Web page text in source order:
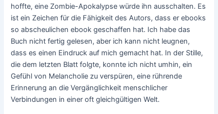
hoffte, eine Zombie-Apokalypse würde ihn ausschalten. Es
ist ein Zeichen für die Fähigkeit des Autors, dass er ebooks
so abscheulichen ebook geschaffen hat. Ich habe das
Buch nicht fertig gelesen, aber ich kann nicht leugnen,
dass es einen Eindruck auf mich gemacht hat. In der Stille,
die dem letzten Blatt folgte, konnte ich nicht umhin, ein
Gefühl von Melancholie zu verspüren, eine rührende
Erinnerung an die Vergänglichkeit menschlicher
Verbindungen in einer oft gleichgültigen Welt.